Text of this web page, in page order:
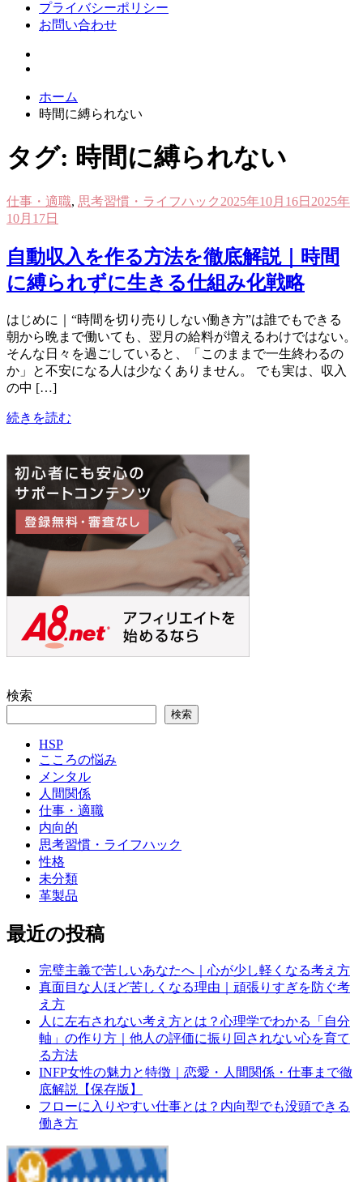
プライバシーポリシー
お問い合わせ
ホーム
時間に縛られない
タグ: 時間に縛られない
仕事・適職, 思考習慣・ライフハック 2025年10月16日 2025年
10月17日
自動収入を作る方法を徹底解説｜時間
に縛られずに生きる仕組み化戦略
はじめに｜“時間を切り売りしない働き方”は誰でもできる
朝から晩まで働いても、翌月の給料が増えるわけではない。
そんな日々を過ごしていると、「このままで一生終わるの
か」と不安になる人は少なくありません。 でも実は、収入
の中 […]
続きを読む
検索
検索
HSP
こころの悩み
メンタル
人間関係
仕事・適職
内向的
思考習慣・ライフハック
性格
未分類
革製品
最近の投稿
完璧主義で苦しいあなたへ｜心が少し軽くなる考え方
真面目な人ほど苦しくなる理由｜頑張りすぎを防ぐ考
え方
人に左右されない考え方とは？心理学でわかる「自分
軸」の作り方｜他人の評価に振り回されない心を育て
る方法
INFP女性の魅力と特徴｜恋愛・人間関係・仕事まで徹
底解説【保存版】
フローに入りやすい仕事とは？内向型でも没頭できる
働き方